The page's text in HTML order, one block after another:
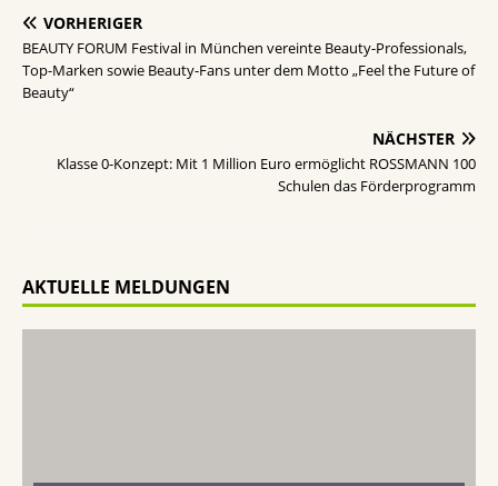
VORHERIGER
BEAUTY FORUM Festival in München vereinte Beauty-Professionals,
Top-Marken sowie Beauty-Fans unter dem Motto „Feel the Future of
Beauty“
NÄCHSTER
Klasse 0-Konzept: Mit 1 Million Euro ermöglicht ROSSMANN 100
Schulen das Förderprogramm
AKTUELLE MELDUNGEN